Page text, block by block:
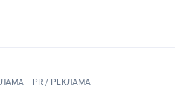
PR / РЕКЛАМА